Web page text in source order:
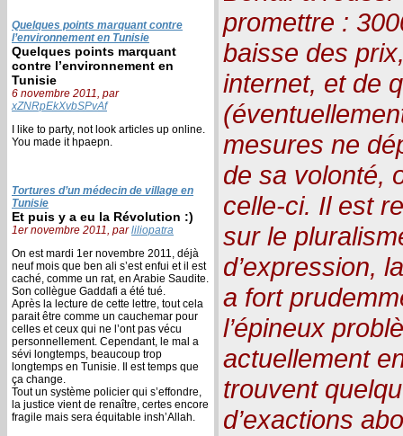
Quelques points marquant contre
l’environnement en Tunisie
Quelques points marquant
contre l’environnement en
Tunisie
6 novembre 2011, par
xZNRpEkXvbSPvAf
I like to party, not look articles up online.
You made it hpaepn.
Tortures d’un médecin de village en
Tunisie
Et puis y a eu la Révolution :)
1er novembre 2011, parliliopatra
On est mardi 1er novembre 2011, déjà
neuf mois que ben ali s’est enfui et il est
caché, comme un rat, en Arabie Saudite.
Son collègue Gaddafi a été tué.
Après la lecture de cette lettre, tout cela
parait être comme un cauchemar pour
celles et ceux qui ne l’ont pas vécu
personnellement. Cependant, le mal a
sévi longtemps, beaucoup trop
longtemps en Tunisie. Il est temps que
ça change.
Tout un système policier qui s’effondre,
la justice vient de renaître, certes encore
fragile mais sera équitable insh’Allah.
promettre :
baisse des
internet, et de
mesures ne
de sa volonté,
celle-ci. Il est
sur le
d’expression,
a fort
l’épineux
actuellement
trouvent
d’exactions